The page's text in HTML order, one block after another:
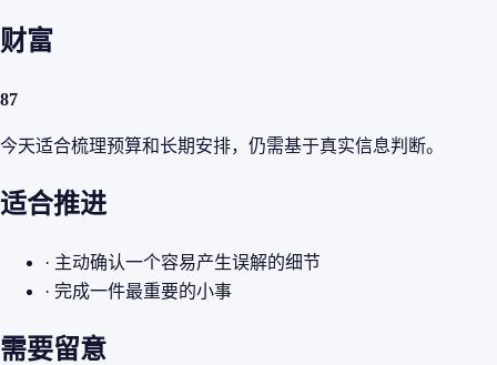
财富
87
今天适合梳理预算和长期安排，仍需基于真实信息判断。
适合推进
· 主动确认一个容易产生误解的细节
· 完成一件最重要的小事
需要留意